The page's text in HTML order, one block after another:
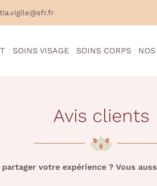
SOINS VISAGE SOINS CORPS
Avis clients
partager votre expérience ? Vous